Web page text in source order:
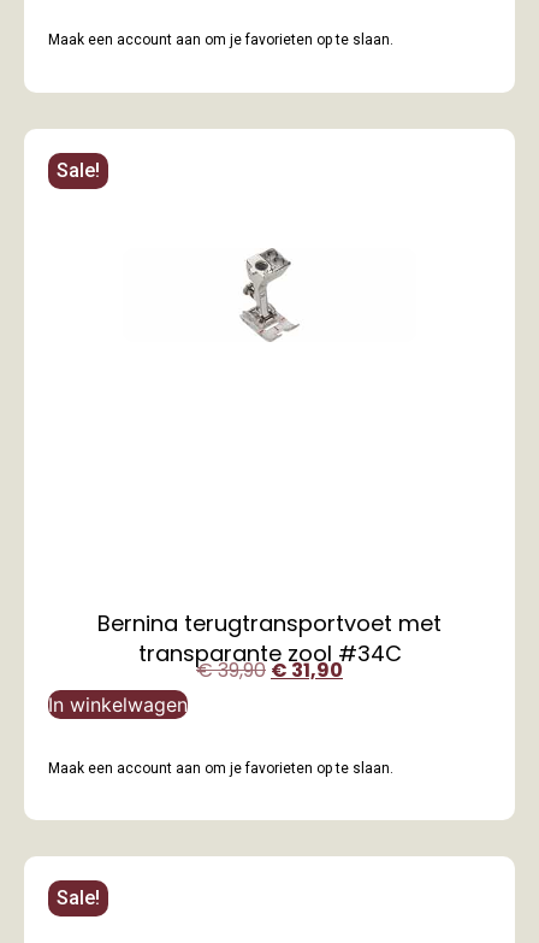
Maak een account aan om je favorieten op te slaan.
Sale!
Bernina terugtransportvoet met
transparante zool #34C
€39,90 €31,90
In winkelwagen
Maak een account aan om je favorieten op te slaan.
Sale!